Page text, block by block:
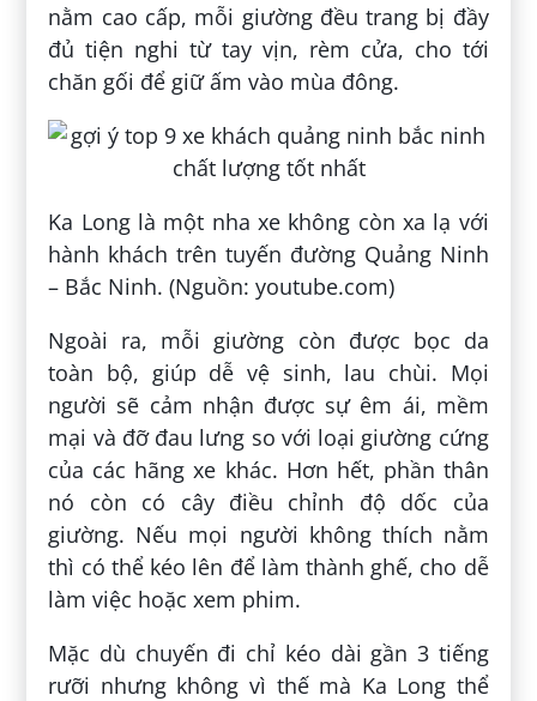
nằm cao cấp, mỗi giường đều trang bị đầy
đủ tiện nghi từ tay vịn, rèm cửa, cho tới
chăn gối để giữ ấm vào mùa đông.
Ka Long là một nha xe không còn xa lạ với
hành khách trên tuyến đường Quảng Ninh
– Bắc Ninh. (Nguồn: youtube.com)
Ngoài ra, mỗi giường còn được bọc da
toàn bộ, giúp dễ vệ sinh, lau chùi. Mọi
người sẽ cảm nhận được sự êm ái, mềm
mại và đỡ đau lưng so với loại giường cứng
của các hãng xe khác. Hơn hết, phần thân
nó còn có cây điều chỉnh độ dốc của
giường. Nếu mọi người không thích nằm
thì có thể kéo lên để làm thành ghế, cho dễ
làm việc hoặc xem phim.
Mặc dù chuyến đi chỉ kéo dài gần 3 tiếng
rưỡi nhưng không vì thế mà Ka Long thể